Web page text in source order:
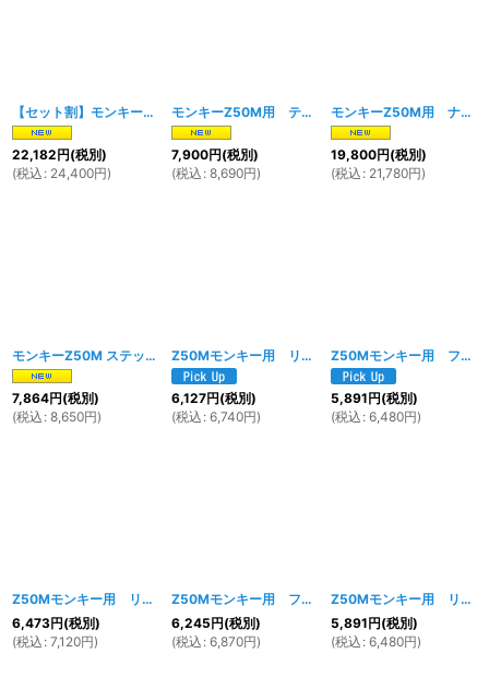
【セット割】モンキーZ50M用 ナンバープレートブラケット＆テールランプセット
22,182円(税別)
(税込 : 24,400円)
モンキーZ50M用 テールランプ ASSY [1888w]
7,900円(税別)
(税込 : 8,690円)
モンキーZ50M用 ナンバープレートブラケット＆ツールボックス（テールマウント）
19,800円(税別)
(税込 : 21,780円)
モンキーZ50M ステップバー サイドスタンドセット 1849w]
7,864円(税別)
(税込 : 8,650円)
Z50Mモンキー用 リアフェンダー ホワイト [
6,127円(税別)
(税込 : 6,740円)
Z50Mモンキー用 フロントフェンダー ホワイト
5,891円(税別)
(税込 : 6,480円)
Z50Mモンキー用 リアフェンダー メッキ [1453w]
6,473円(税別)
(税込 : 7,120円)
Z50Mモンキー用 フロントフェンダー メッキ
6,245円(税別)
(税込 : 6,870円)
Z50Mモンキー用 リアフェンダー 未塗装
5,891円(税別)
(税込 : 6,480円)